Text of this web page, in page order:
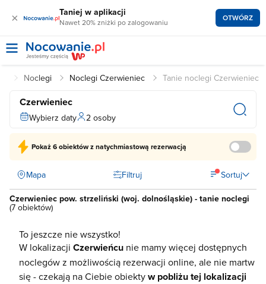
× Taniej w aplikacji
Nawet 20% zniżki po zalogowaniu OTWÓRZ
Noclegi Noclegi Czerwieniec Tanie noclegi Czerwieniec
Czerwieniec
Wybierz daty 2 osoby
Pokaż6 obiektówz natychmiastową rezerwacją
Mapa Filtruj
Sortuj
Czerwieniec pow. strzeliński (woj. dolnośląskie) - tanie noclegi
(7 obiektów)
To jeszcze nie wszystko!
W lokalizacji Czerwieńcu nie mamy więcej dostępnych
noclegów z możliwością rezerwacji online, ale nie martw
się - czekają na Ciebie obiektyw pobliżu tej lokalizacji